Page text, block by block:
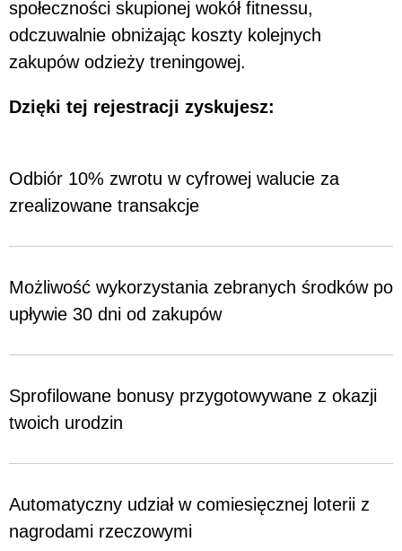
społeczności skupionej wokół fitnessu,
odczuwalnie obniżając koszty kolejnych
zakupów odzieży treningowej.
Dzięki tej rejestracji zyskujesz:
Odbiór 10% zwrotu w cyfrowej walucie za
zrealizowane transakcje
Możliwość wykorzystania zebranych środków po
upływie 30 dni od zakupów
Sprofilowane bonusy przygotowywane z okazji
twoich urodzin
Automatyczny udział w comiesięcznej loterii z
nagrodami rzeczowymi